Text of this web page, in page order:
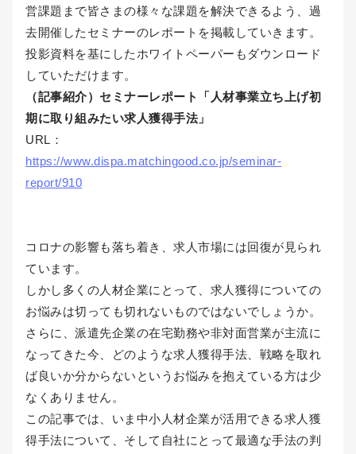
営課題まで皆さまの様々な課題を解決できるよう、過
去開催したセミナーのレポートを掲載していきます。
投影資料を基にしたホワイトペーパーもダウンロード
していただけます。
（記事紹介）セミナーレポート「人材事業立ち上げ初
期に取り組みたい求人獲得手法」
URL：
https://www.dispa.matchingood.co.jp/seminar-
report/910
コロナの影響も落ち着き、求人市場には回復が見られ
ています。
しかし多くの人材企業にとって、求人獲得についての
お悩みは切っても切れないものではないでしょうか。
さらに、派遣先企業の在宅勤務や非対面営業が主流に
なってきた今、どのような求人獲得手法、戦略を取れ
ば良いか分からないというお悩みを抱えている方は少
なくありません。
この記事では、いま中小人材企業が活用できる求人獲
得手法について、そして自社にとって最適な手法の判